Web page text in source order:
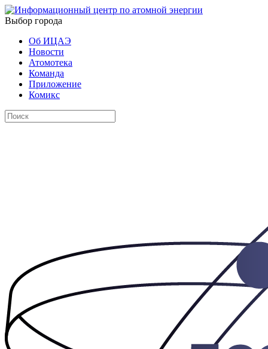
Выбор города
Об ИЦАЭ
Новости
Атомотека
Команда
Приложение
Комикс